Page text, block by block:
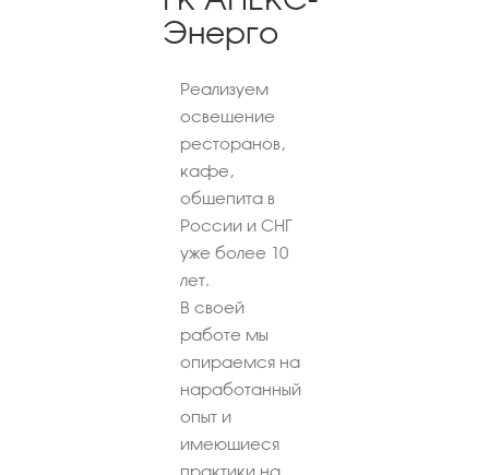
Энерго
Реализуем
освещение
ресторанов,
кафе,
общепита в
России и СНГ
уже более 10
лет.
В своей
работе мы
опираемся на
наработанный
опыт и
имеющиеся
практики на